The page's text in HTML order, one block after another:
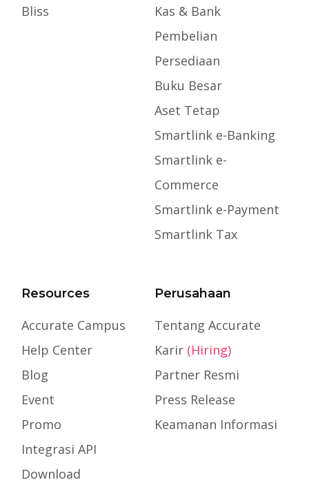
Bliss
Kas & Bank
Pembelian
Persediaan
Buku Besar
Aset Tetap
Smartlink e-Banking
Smartlink e-
Commerce
Smartlink e-Payment
Smartlink Tax
Resources
Accurate Campus
Help Center
Blog
Event
Promo
Integrasi API
Download
Perusahaan
Tentang Accurate
Karir (Hiring)
Partner Resmi
Press Release
Keamanan Informasi